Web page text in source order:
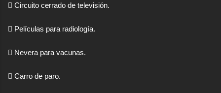
 Circuito cerrado de televisión.
 Películas para radiología.
 Nevera para vacunas.
 Carro de paro.